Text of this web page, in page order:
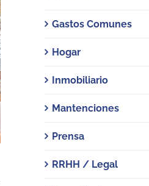
Gastos Comunes
Hogar
Inmobiliario
Mantenciones
Prensa
RRHH / Legal